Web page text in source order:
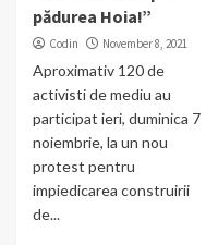
pădurea Hoia!”
Codin November 8, 2021
Aproximativ 120 de
activisti de mediu au
participat ieri, duminica 7
noiembrie, la un nou
protest pentru
impiedicarea construirii
de...